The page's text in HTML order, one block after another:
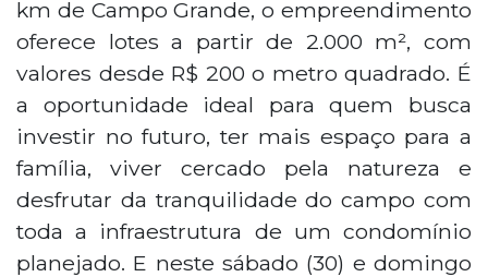
km de Campo Grande, o empreendimento
oferece lotes a partir de 2.000 m², com
valores desde R$ 200 o metro quadrado. É
a oportunidade ideal para quem busca
investir no futuro, ter mais espaço para a
família, viver cercado pela natureza e
desfrutar da tranquilidade do campo com
toda a infraestrutura de um condomínio
planejado. E neste sábado (30) e domingo